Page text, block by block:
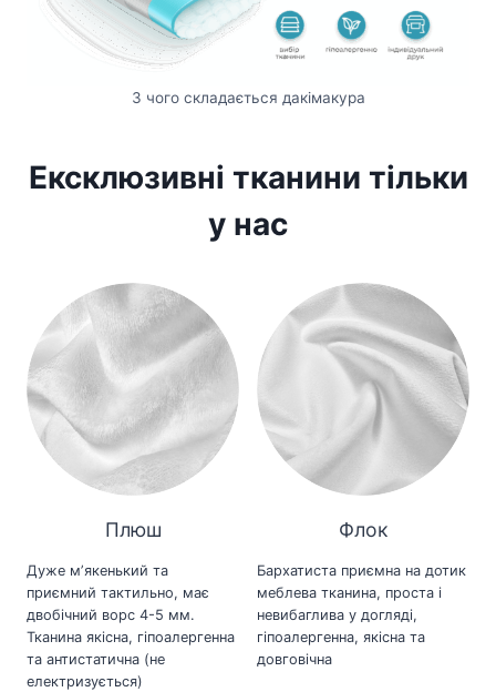
З чого складається дакімакура
Ексклюзивні тканини тільки
у нас
Плюш
Дуже мʼякенький та
приємний тактильно, має
двобічний ворс 4-5 мм.
Тканина якісна, гіпоалергенна
та антистатична (не
електризується)
Флок
Бархатиста приємна на дотик
меблева тканина, проста і
невибаглива у догляді,
гіпоалергенна, якісна та
довговічна